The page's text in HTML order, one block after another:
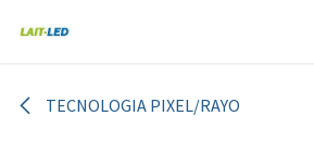
TECNOLOGIA PIXEL/RAYO